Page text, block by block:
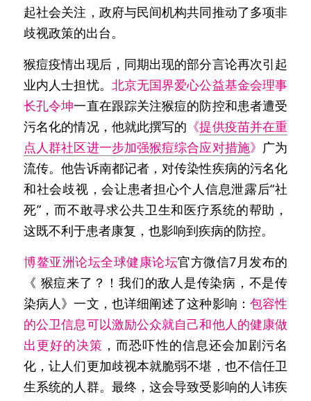
起社会关注，政府与民间机构共同推动了多项非
歧视政策的出台。
猴痘疫情出现后，同期出现的部分言论再次引起
业内人士担忧。 北京无国界爱心公益基金会理事
长孔令坤一直在跟踪关注猴痘的防控和患者遭受
污名化的情况，他就此撰写的 《提供疫苗并在重
点人群社区进一步加强猴痘综合应对措施》 广为
流传。他告诉南都记者，对传染性疾病的污名化
和社会歧视，会让患者担心个人信息泄露后“社
死”，而不敢寻求公共卫生和医疗系统的帮助，
这既不利于患者康复，也影响到疾病的防控。
博鳌亚洲论坛全球健康论坛官方微信7月发布的
《 猴痘来了？！我们的敌人是传染病，不是传
染病人》一文，也详细阐述了这种影响： 包容性
的公卫信息可以激励公众就自己和他人的健康做
出更好的决策 ，而恐吓性的信息还会加剧污名
化，让人们更加歧视本就脆弱不堪，也不信任卫
生系统的人群。最终，这会导致受影响的人讳疾